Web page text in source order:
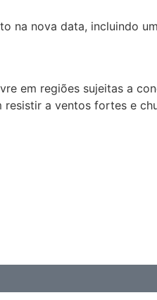
na nova data, incluindo
em regiões sujeitas a
a ventos fortes e